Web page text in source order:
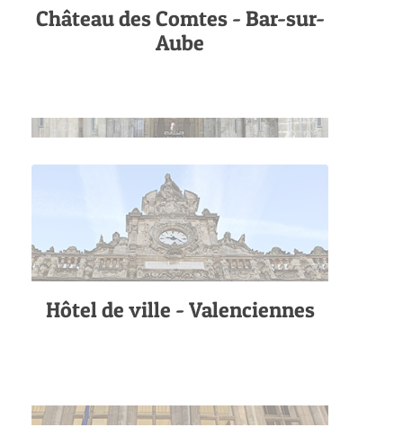
Château des Comtes - Bar-sur-
Aube
Hôtel de ville - Valenciennes